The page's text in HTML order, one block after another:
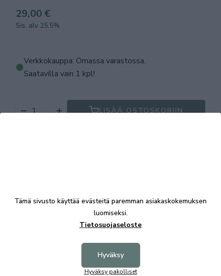
29,00 €
Sis. alv 25.5%
Verkkokauppa: Omassa varastossa.
Saatavilla vain 1 kpl!
LISÄÄ OSTOSKORIIN
Tämä sivusto käyttää evästeitä paremman asiakaskokemuksen
luomiseksi.
Tietosuojaseloste
Hyväksy
Hyväksy pakolliset